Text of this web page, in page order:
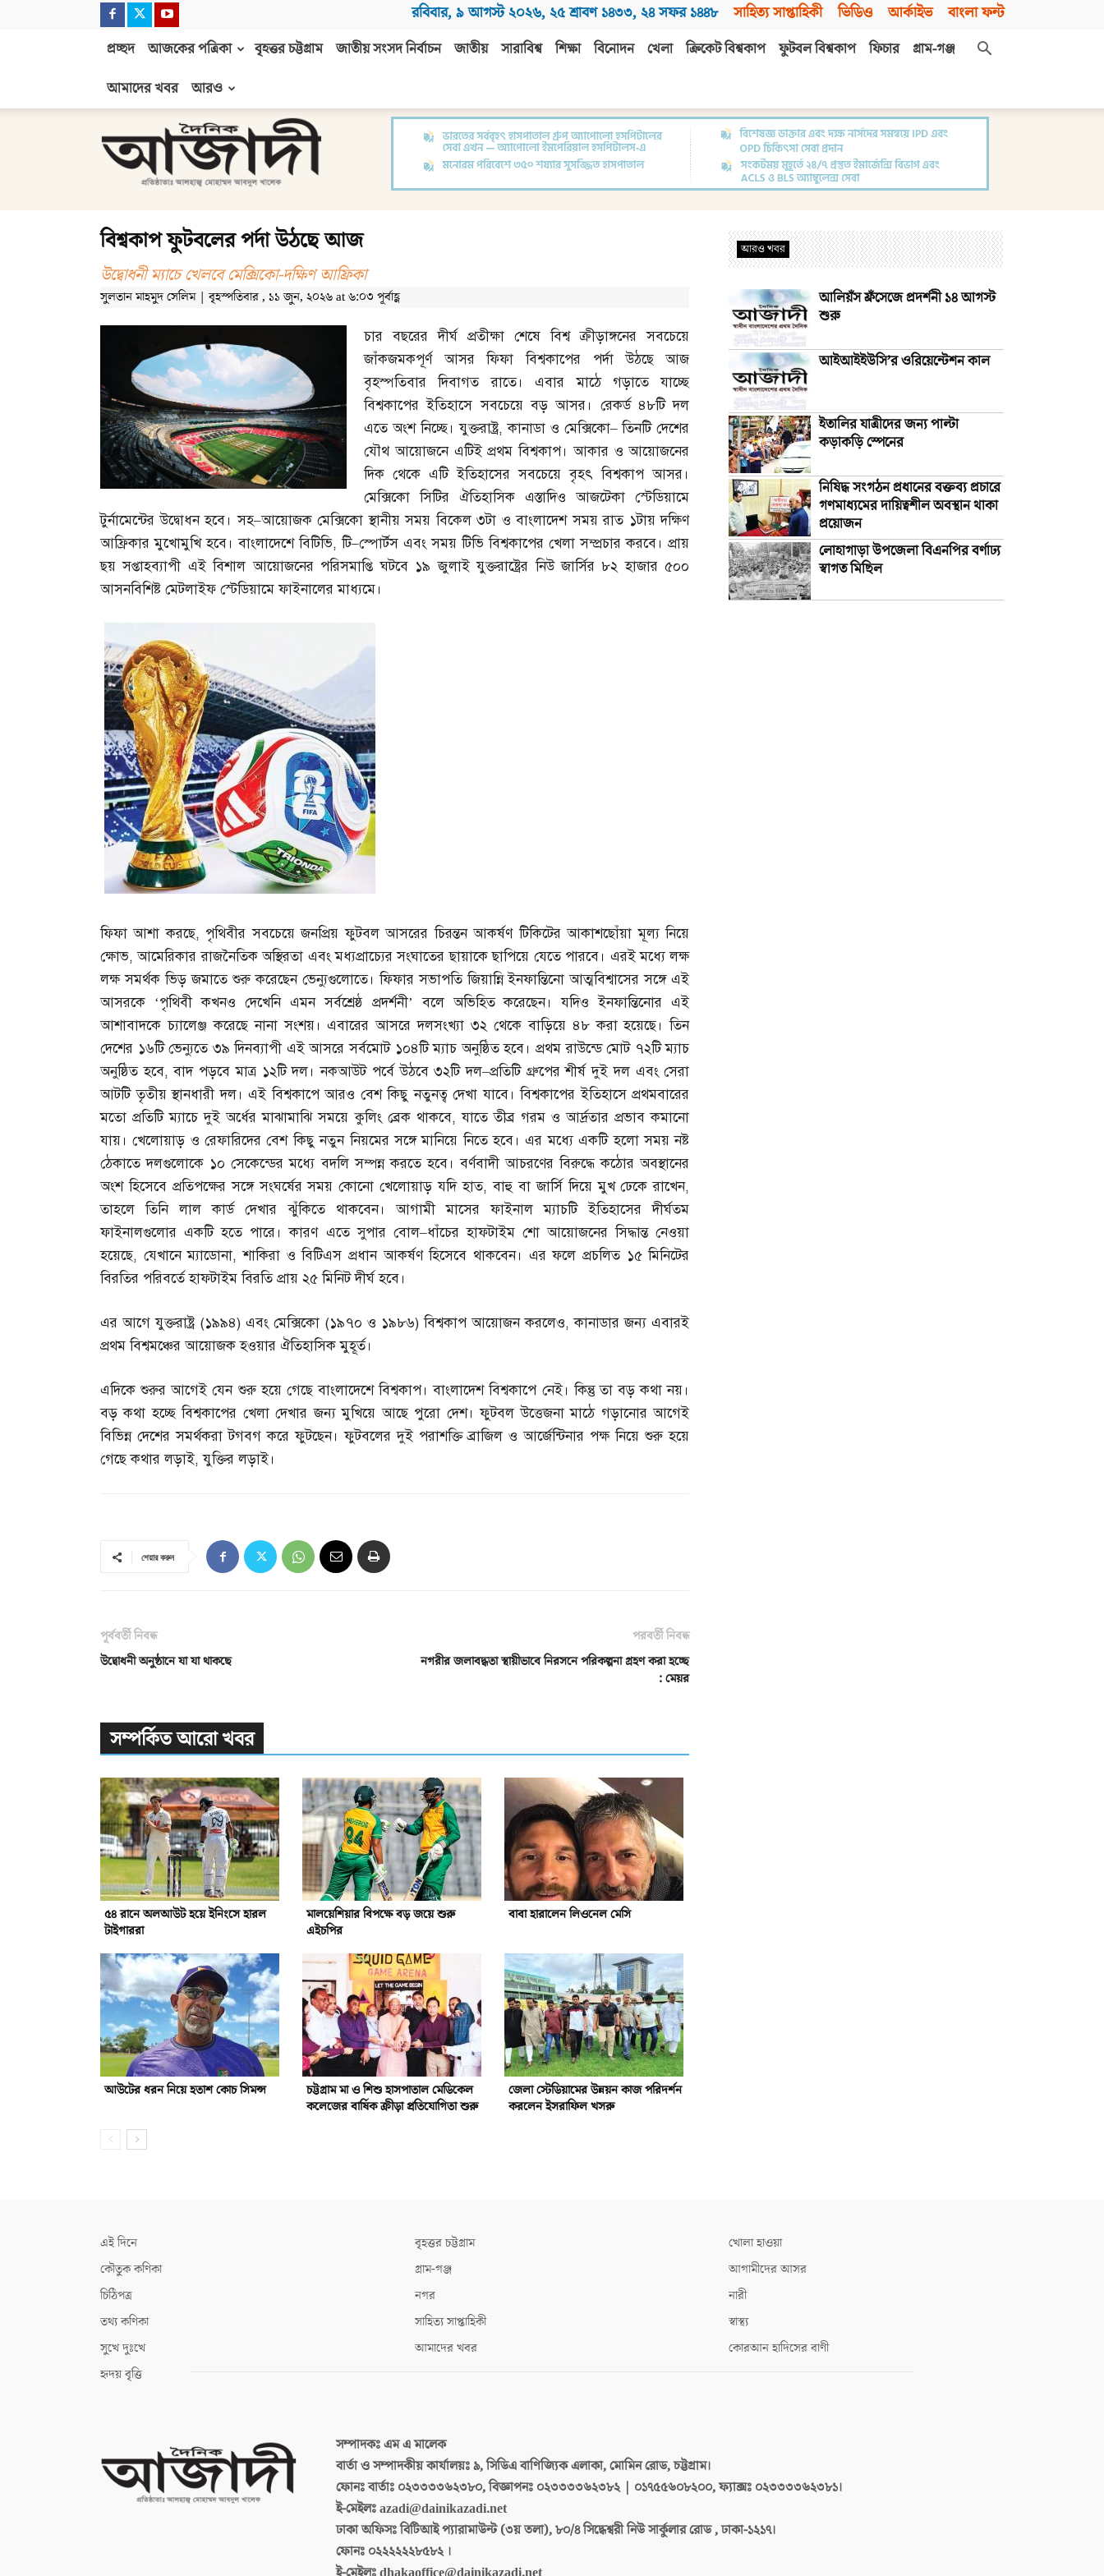
রবিবার, ৯ আগস্ট ২০২৬, ২৫ শ্রাবণ ১৪৩৩, ২৪ সফর ১৪৪৮ সাহিত্য সাপ্তাহিকী ভিডিও আর্কাইভ বাংলা ফন্ট
প্রচ্ছদ আজকের পত্রিকা বৃহত্তর চট্টগ্রাম জাতীয় সংসদ নির্বাচন জাতীয় সারাবিশ্ব শিক্ষা বিনোদন খেলা ক্রিকেট বিশ্বকাপ ফুটবল বিশ্বকাপ ফিচার
গ্রাম-গঞ্জ
আমাদের খবর
আরও
আজাদী
বিশ্বকাপ ফুটবলের পর্দা উঠছে আজ
উদ্বোধনী ম্যাচে খেলবে মেক্সিকো-দক্ষিণ আফ্রিকা
সুলতান মাহমুদ সেলিম | বৃহস্পতিবার , ১১ জুন, ২০২৬ at ৬:০৩ পূর্বাহ্ণ
চার বছরের দীর্ঘ প্রতীক্ষা শেষে বিশ্ব ক্রীড়াঙ্গনের সবচেয়ে
জাঁকজমকপূর্ণ আসর ফিফা বিশ্বকাপের পর্দা উঠছে আজ
বৃহস্পতিবার দিবাগত রাতে। এবার মাঠে গড়াতে যাচ্ছে
বিশ্বকাপের ইতিহাসে সবচেয়ে বড় আসর। রেকর্ড ৪৮টি দল
এতে অংশ নিচ্ছে। যুক্তরাষ্ট্র,কানাডা ও মেক্সিকো–তিনটি দেশের
যৌথ আয়োজনে এটিই প্রথম বিশ্বকাপ। আকার ও আয়োজনের
দিক থেকে এটি ইতিহাসের সবচেয়ে বৃহৎ বিশ্বকাপ আসর।
মেক্সিকো সিটির ঐতিহাসিক এস্তাদিও আজটেকা স্টেডিয়ামে
টুর্নামেন্টের উদ্বোধন হবে। সহ–আয়োজক মেক্সিকো স্থানীয় সময় বিকেল ৩টা ও বাংলাদেশ সময় রাত ১টায় দক্ষিণ
আফ্রিকার মুখোমুখি হবে। বাংলাদেশে বিটিভি,টি–স্পোর্টস এবং সময় টিভি বিশ্বকাপের খেলা সম্প্রচার করবে। প্রায়
ছয় সপ্তাহব্যাপী এই বিশাল আয়োজনের পরিসমাপ্তি ঘটবে ১৯ জুলাই যুক্তরাষ্ট্রের নিউ জার্সির ৮২ হাজার ৫০০
আসনবিশিষ্ট মেটলাইফ স্টেডিয়ামে ফাইনালের মাধ্যমে।
ফিফা আশা করছে, পৃথিবীর সবচেয়ে জনপ্রিয় ফুটবল আসরের চিরন্তন আকর্ষণ টিকিটের আকাশছোঁয়া মূল্য নিয়ে
ক্ষোভ,আমেরিকার রাজনৈতিক অস্থিরতা এবং মধ্যপ্রাচ্যের সংঘাতের ছায়াকে ছাপিয়ে যেতে পারবে। এরই মধ্যে লক্ষ
লক্ষ সমর্থক ভিড় জমাতে শুরু করেছেন ভেন্যুগুলোতে। ফিফার সভাপতি জিয়ান্নি ইনফান্তিনো আত্মবিশ্বাসের সঙ্গে এই
আসরকে ‘পৃথিবী কখনও দেখেনি এমন সর্বশ্রেষ্ঠ প্রদর্শনী’ বলে অভিহিত করেছেন। যদিও ইনফান্তিনোর এই
আশাবাদকে চ্যালেঞ্জ করেছে নানা সংশয়। এবারের আসরে দলসংখ্যা ৩২ থেকে বাড়িয়ে ৪৮ করা হয়েছে। তিন
দেশের ১৬টি ভেন্যুতে ৩৯ দিনব্যাপী এই আসরে সর্বমোট ১০৪টি ম্যাচ অনুষ্ঠিত হবে। প্রথম রাউন্ডে মোট ৭২টি ম্যাচ
অনুষ্ঠিত হবে,বাদ পড়বে মাত্র ১২টি দল। নকআউট পর্বে উঠবে ৩২টি দল–প্রতিটি গ্রুপের শীর্ষ দুই দল এবং সেরা
আটটি তৃতীয় স্থানধারী দল। এই বিশ্বকাপে আরও বেশ কিছু নতুনত্ব দেখা যাবে। বিশ্বকাপের ইতিহাসে প্রথমবারের
মতো প্রতিটি ম্যাচে দুই অর্ধের মাঝামাঝি সময়ে কুলিং ব্রেক থাকবে,যাতে তীব্র গরম ও আর্দ্রতার প্রভাব কমানো
যায়। খেলোয়াড় ও রেফারিদের বেশ কিছু নতুন নিয়মের সঙ্গে মানিয়ে নিতে হবে। এর মধ্যে একটি হলো সময় নষ্ট
ঠেকাতে দলগুলোকে ১০ সেকেন্ডের মধ্যে বদলি সম্পন্ন করতে হবে। বর্ণবাদী আচরণের বিরুদ্ধে কঠোর অবস্থানের
অংশ হিসেবে প্রতিপক্ষের সঙ্গে সংঘর্ষের সময় কোনো খেলোয়াড় যদি হাত,বাহু বা জার্সি দিয়ে মুখ ঢেকে রাখেন,
তাহলে তিনি লাল কার্ড দেখার ঝুঁকিতে থাকবেন। আগামী মাসের ফাইনাল ম্যাচটি ইতিহাসের দীর্ঘতম
ফাইনালগুলোর একটি হতে পারে। কারণ এতে সুপার বোল–ধাঁচের হাফটাইম শো আয়োজনের সিদ্ধান্ত নেওয়া
হয়েছে, যেখানে ম্যাডোনা,শাকিরা ও বিটিএস প্রধান আকর্ষণ হিসেবে থাকবেন। এর ফলে প্রচলিত ১৫ মিনিটের
বিরতির পরিবর্তে হাফটাইম বিরতি প্রায় ২৫ মিনিট দীর্ঘ হবে।
এর আগে যুক্তরাষ্ট্র (১৯৯৪)এবং মেক্সিকো (১৯৭০ ও ১৯৮৬)বিশ্বকাপ আয়োজন করলেও,কানাডার জন্য এবারই
প্রথম বিশ্বমঞ্চের আয়োজক হওয়ার ঐতিহাসিক মুহূর্ত।
এদিকে শুরুর আগেই যেন শুরু হয়ে গেছে বাংলাদেশে বিশ্বকাপ। বাংলাদেশ বিশ্বকাপে নেই। কিন্তু তা বড় কথা নয়।
বড় কথা হচ্ছে বিশ্বকাপের খেলা দেখার জন্য মুখিয়ে আছে পুরো দেশ। ফুটবল উত্তেজনা মাঠে গড়ানোর আগেই
বিভিন্ন দেশের সমর্থকরা টগবগ করে ফুটছেন। ফুটবলের দুই পরাশক্তি ব্রাজিল ও আর্জেন্টিনার পক্ষ নিয়ে শুরু হয়ে
গেছে কথার লড়াই,যুক্তির লড়াই।
শেয়ার করুন
পূর্ববর্তী নিবন্ধ
উদ্বোধনী অনুষ্ঠানে যা যা থাকছে
পরবর্তী নিবন্ধ
নগরীর জলাবদ্ধতা স্থায়ীভাবে নিরসনে পরিকল্পনা গ্রহণ করা হচ্ছে
: মেয়র
সম্পর্কিত আরো খবর
৫৪ রানে অলআউট হয়ে ইনিংসে হারল
টাইগাররা
মালয়েশিয়ার বিপক্ষে বড় জয়ে শুরু
এইচপির
বাবা হারালেন লিওনেল মেসি
আউটের ধরন নিয়ে হতাশ কোচ সিমন্স
চট্টগ্রাম মা ও শিশু হাসপাতাল মেডিকেল
কলেজের বার্ষিক ক্রীড়া প্রতিযোগিতা শুরু
জেলা স্টেডিয়ামের উন্নয়ন কাজ পরিদর্শন
করলেন ইসরাফিল খসরু
আরও খবর
আলিয়ঁস ফ্রঁসেজে প্রদর্শনী ১৪ আগস্ট
শুরু
আইআইইউসি’র ওরিয়েন্টেশন কাল
ইতালির যাত্রীদের জন্য পাল্টা
কড়াকড়ি স্পেনের
নিষিদ্ধ সংগঠন প্রধানের বক্তব্য প্রচারে
গণমাধ্যমের দায়িত্বশীল অবস্থান থাকা
প্রয়োজন
লোহাগাড়া উপজেলা বিএনপির বর্ণাঢ্য
স্বাগত মিছিল
এই দিনে
কৌতুক কণিকা
চিঠিপত্র
তথ্য কণিকা
সুখে দুঃখে
হৃদয় বৃত্তি
বৃহত্তর চট্টগ্রাম
গ্রাম-গঞ্জ
নগর
সাহিত্য সাপ্তাহিকী
আমাদের খবর
খোলা হাওয়া
আগামীদের আসর
নারী
স্বাস্থ্য
কোরআন হাদিসের বাণী
সম্পাদকঃএম এ মালেক
বার্তা ও সম্পাদকীয় কার্যালয়ঃ৯, সিডিএ বাণিজ্যিক এলাকা, মোমিন রোড, চট্টগ্রাম।
ফোনঃ বার্তাঃ ০২৩৩৩৩৬২৩৮০, বিজ্ঞাপনঃ ০২৩৩৩৩৬২৩৮২ | ০১৭৫৫৬০৮২০০, ফ্যাক্সঃ ০২৩৩৩৩৬২৩৮১।
ই-মেইলঃazadi@dainikazadi.net
ঢাকা অফিসঃবিটিআই প্যারামাউন্ট (৩য় তলা), ৮০/৪ সিদ্ধেশ্বরী নিউ সার্কুলার রোড , ঢাকা-১২১৭।
ফোনঃ ০২২২২২২৮৫৮২ ।